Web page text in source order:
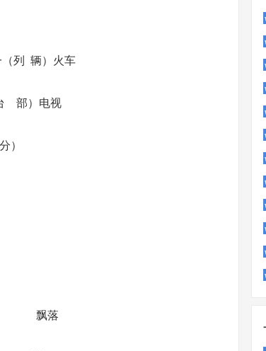
辆）火车
部）电视
）
飘落